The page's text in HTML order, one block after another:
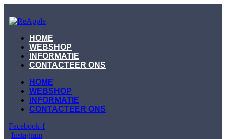
to
content
HOME
WEBSHOP
INFORMATIE
CONTACTEER ONS
HOME
WEBSHOP
INFORMATIE
CONTACTEER ONS
Facebook-f
Instagram